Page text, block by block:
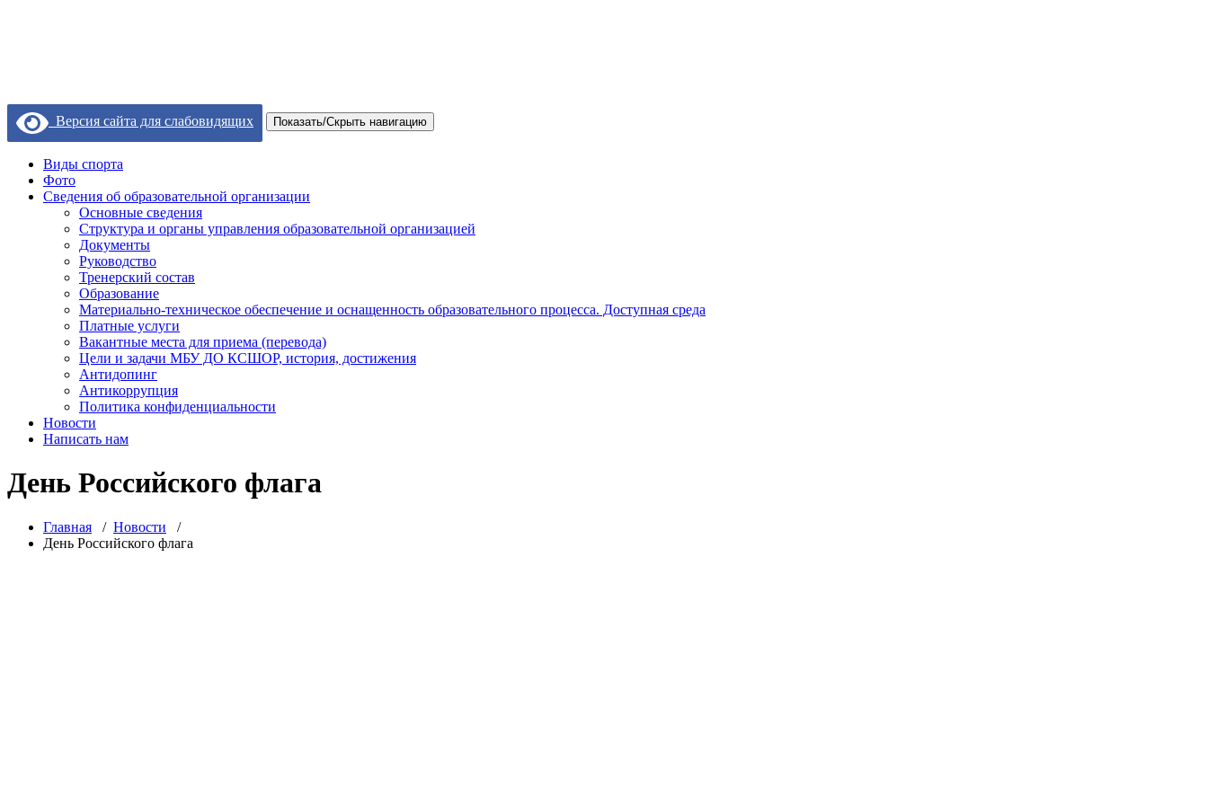
Версия сайта для слабовидящих Показать/Скрыть навигацию
Виды спорта
Фото
Сведения об образовательной организации
Основные сведения
Структура и органы управления образовательной организацией
Документы
Руководство
Тренерский состав
Образование
Материально-техническое обеспечение и оснащенность образовательного процесса. Доступная среда
Платные услуги
Вакантные места для приема (перевода)
Цели и задачи МБУ ДО КСШОР, история, достижения
Антидопинг
Антикоррупция
Политика конфиденциальности
Новости
Написать нам
День Российского флага
Главная / Новости /
День Российского флага